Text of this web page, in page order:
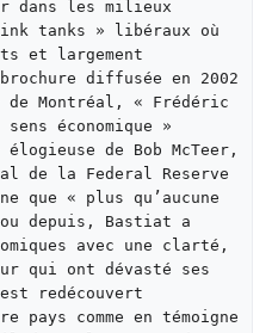
dans les milieux
tanks » libéraux où
et largement
diffusée en 2002
de Montréal, « Frédéric
économique »
élogieuse de Bob McTeer,
de la Federal Reserve
que « plus qu’aucune
depuis, Bastiat a
avec une clarté,
qui ont dévasté ses
redécouvert
pays comme en témoigne